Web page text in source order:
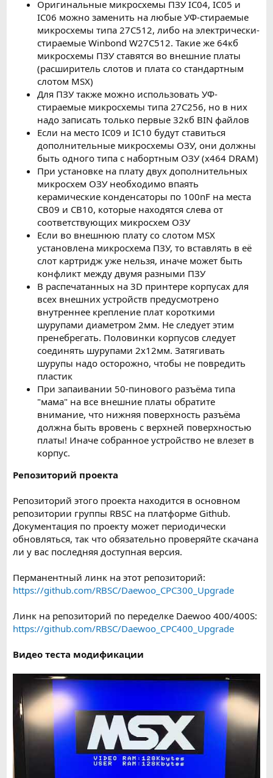
Оригинальные микросхемы ПЗУ IC04, IC05 и
IC06 можно заменить на любые УФ-стираемые
микросхемы типа 27C512, либо на электрически-
стираемые Winbond W27C512. Такие же 64кб
микросхемы ПЗУ ставятся во внешние платы
(расширитель слотов и плата со стандартным
слотом MSX)
Для ПЗУ также можно использовать УФ-
стираемые микросхемы типа 27C256, но в них
надо записать только первые 32кб BIN файлов
Если на место IC09 и IC10 будут ставиться
дополнительные микросхемы ОЗУ, они должны
быть одного типа с набортным ОЗУ (x464 DRAM)
При установке на плату двух дополнительных
микросхем ОЗУ необходимо впаять
керамические конденсаторы по 100nF на места
CB09 и CB10, которые находятся слева от
соответствующих микросхем ОЗУ
Если во внешнюю плату со слотом MSX
установлена микросхема ПЗУ, то вставлять в её
слот картридж уже нельзя, иначе может быть
конфликт между двумя разными ПЗУ
В распечатанных на 3D принтере корпусах для
всех внешних устройств предусмотрено
внутреннее крепление плат короткими
шурупами диаметром 2мм. Не следует этим
пренебрегать. Половинки корпусов следует
соединять шурупами 2x12мм. Затягивать
шурупы надо осторожно, чтобы не повредить
пластик
При запаивании 50-пинового разъёма типа
"мама" на все внешние платы обратите
внимание, что нижняя поверхность разъёма
должна быть вровень с верхней поверхностью
платы! Иначе собранное устройство не влезет в
корпус.
Репозиторий проекта
Репозиторий этого проекта находится в основном
репозитории группы RBSC на платформе Github.
Документация по проекту может периодически
обновляться, так что обязательно проверяйте скачана
ли у вас последняя доступная версия.
Перманентный линк на этот репозиторий:
https://github.com/RBSC/Daewoo_CPC300_Upgrade
Линк на репозиторий по переделке Daewoo 400/400S:
https://github.com/RBSC/Daewoo_CPC400_Upgrade
Видео теста модификации